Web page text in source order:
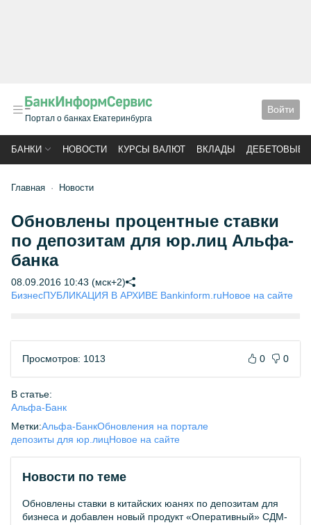
Портал о банках Екатеринбурга
Войти
БАНКИ НОВОСТИ КУРСЫ ВАЛЮТ ВКЛАДЫ ДЕБЕТОВЫЕ
Главная Новости
Обновлены процентные ставки
по депозитам для юр.лиц Альфа-
банка
08.09.2016 10:43 (мск+2)
БизнесПУБЛИКАЦИЯ В АРХИВЕ Bankinform.ruНовое на сайте
Просмотров: 1013 0 0
В статье:
Альфа-Банк
Метки:Альфа-БанкОбновления на портале
депозиты для юр.лицНовое на сайте
Новости по теме
Обновлены ставки в китайских юанях по депозитам для
бизнеса и добавлен новый продукт «Оперативный» СДМ-